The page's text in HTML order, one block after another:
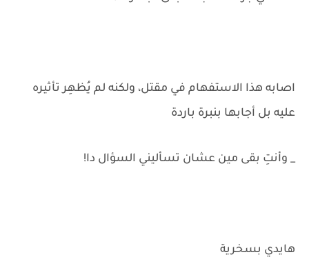
اصابه هذا الاستفهام في مقتل، ولكنه لم يُظهِر تأثيره
عليه بل أجابها بنبرة باردة
_ وأنتِ بقى مين عشان تسأليني السؤال دا!
هايدي بسخرية